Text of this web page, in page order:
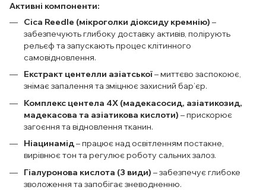
Активні компоненти:
Cica Reedle (мікроголки діоксиду кремнію) –
забезпечують глибоку доставку активів, полірують
рельєф та запускають процес клітинного
самовідновлення.
Екстракт центелли азіатської– миттєво заспокоює,
знімає запалення та зміцнює захисний бар’єр.
Комплекс центела 4X (мадекасосид, азіатикозид,
мадекасова та азіатикова кислоти) – прискорює
загоєння та відновлення тканин.
Ніацинамід– працює над освітленням постакне,
вирівнює тон та регулює роботу сальних залоз.
Гіалуронова кислота (3 види) – забезпечує глибоке
зволоження та запобігає зневодненню.